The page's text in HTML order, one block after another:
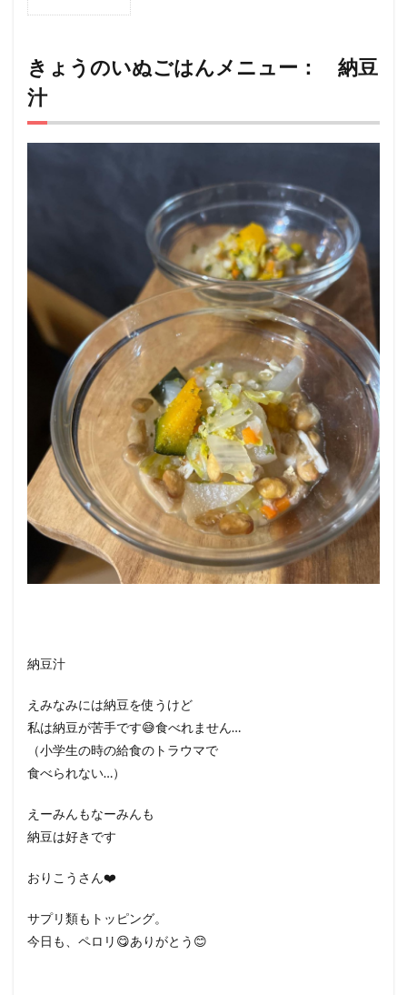
ごはん
メニュ
ー：
きょうのいぬごはんメニュー： 納豆
汁
納豆汁
えみなみには納豆を使うけど
私は納豆が苦手です😅食べれません…
（小学生の時の給食のトラウマで
食べられない…）
えーみんもなーみんも
納豆は好きです
おりこうさん❤️
サプリ類もトッピング。
今日も、ペロリ😋ありがとう😊